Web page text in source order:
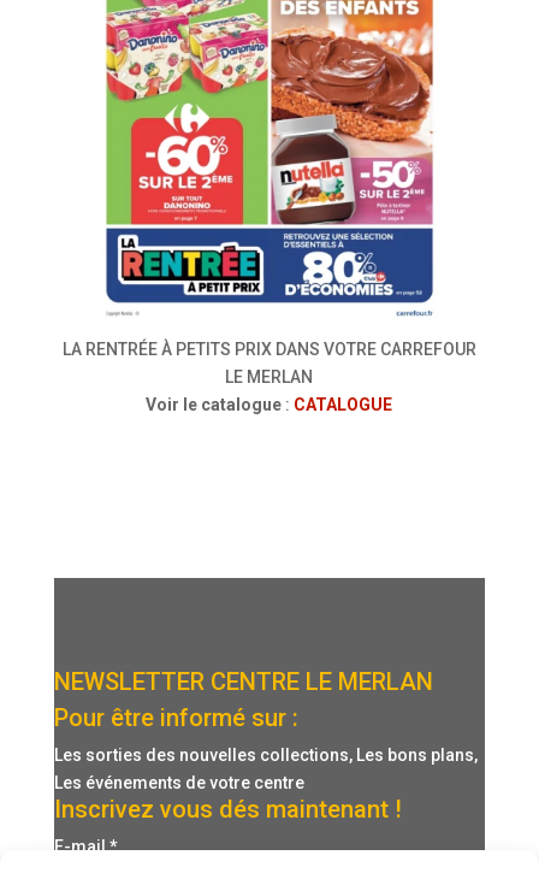
LA RENTRÉE À PETITS PRIX DANS VOTRE CARREFOUR
LE MERLAN
Voir le catalogue : CATALOGUE
NEWSLETTER CENTRE LE MERLAN
Pour être informé sur :
Les sorties des nouvelles collections, Les bons plans,
Les événements de votre centre
Inscrivez vous dés maintenant !
E-mail*